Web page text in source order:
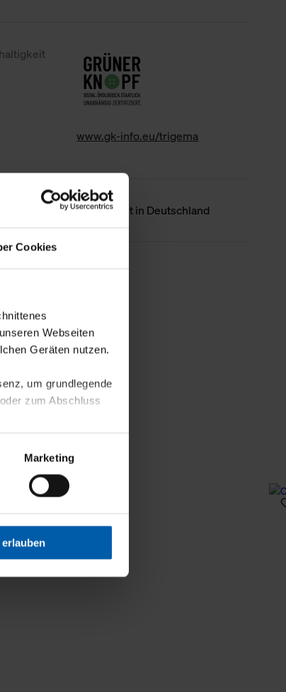
Cookies
Webseiten
Geräten nutzen.
um grundlegende
zum Abschluss
Ihres Profils
speichern wir
die Sie erlauben
Marketing
erlauben
www.gk-info.eu/trigema
Hergestellt in Deutschland
Details